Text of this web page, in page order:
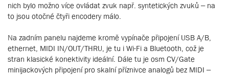
nich bylo možno více ovládat zvuk např. syntetických zvuků – na
to jsou otočné čtyři encodery málo.
Na zadním panelu najdeme kromě vypínače připojení USB A/B,
ethernet, MIDI IN/OUT/THRU, je tu i Wi-Fi a Bluetooth, což je
stran klasické konektivity ideální. Dále tu je osm CV/Gate
minijackových připojení pro skalní příznivce analogů bez MIDI –